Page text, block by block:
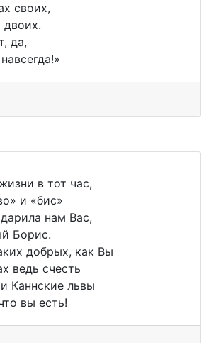
своих,
двоих.
да,
в тот час,
и «бис»
нам Вас,
Борис.
добрых, как Вы
ведь счесть
Каннские львы
вы есть!